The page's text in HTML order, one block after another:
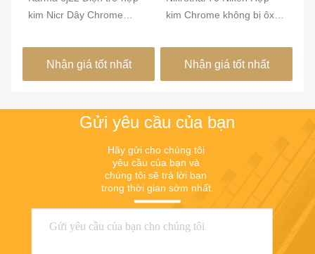
kim Nicr Dây Chrome
Nhận giá tốt nhất
kim Chrome không bị ôxy
Nhận giá tốt nhất
Gửi yêu cầu của bạn
Hãy gửi cho chúng tôi
yêu cầu của bạn và
chúng tôi sẽ trả lời bạn
trong thời gian sớm nhất.